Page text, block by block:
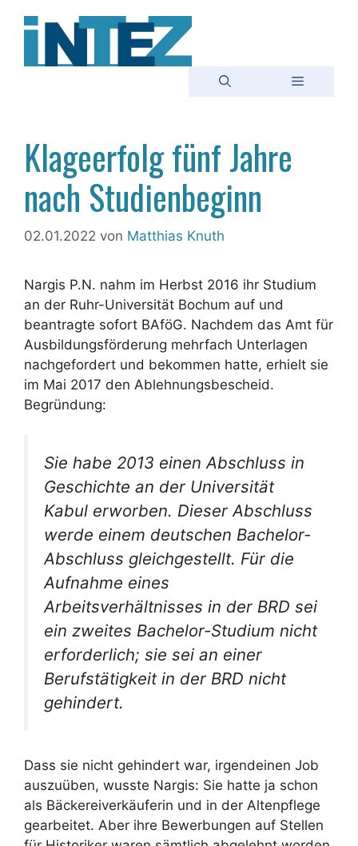
Inhalt
Menü
Klageerfolg fünf Jahre
nach Studienbeginn
02.01.2022 von Matthias Knuth
Nargis P.N. nahm im Herbst 2016 ihr Studium
an der Ruhr-Universität Bochum auf und
beantragte sofort BAföG. Nachdem das Amt für
Ausbildungsförderung mehrfach Unterlagen
nachgefordert und bekommen hatte, erhielt sie
im Mai 2017 den Ablehnungsbescheid.
Begründung:
Sie habe 2013 einen Abschluss in
Geschichte an der Universität
Kabul erworben. Dieser Abschluss
werde einem deutschen Bachelor-
Abschluss gleichgestellt. Für die
Aufnahme eines
Arbeitsverhältnisses in der BRD sei
ein zweites Bachelor-Studium nicht
erforderlich; sie sei an einer
Berufstätigkeit in der BRD nicht
gehindert.
Dass sie nicht gehindert war, irgendeinen Job
auszuüben, wusste Nargis: Sie hatte ja schon
als Bäckereiverkäuferin und in der Altenpflege
gearbeitet. Aber ihre Bewerbungen auf Stellen